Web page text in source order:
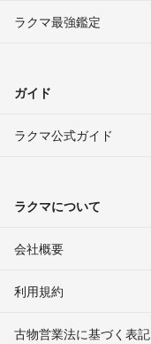
ラクマ最強鑑定
ガイド
ラクマ公式ガイド
ラクマについて
会社概要
利用規約
古物営業法に基づく表記